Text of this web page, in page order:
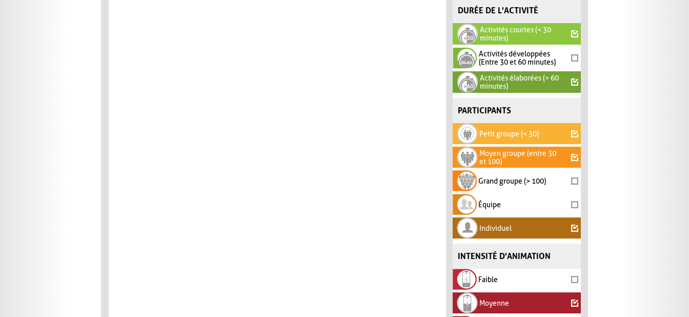
DURÉE DE L'ACTIVITÉ
Activités courtes (< 30
minutes)
Activités développées
(Entre 30 et 60 minutes)
Activités élaborées (> 60
minutes)
PARTICIPANTS
Petit groupe (< 30)
Moyen groupe (entre 30
et 100)
Grand groupe (> 100)
Équipe
Individuel
INTENSITÉ D'ANIMATION
Faible
Moyenne